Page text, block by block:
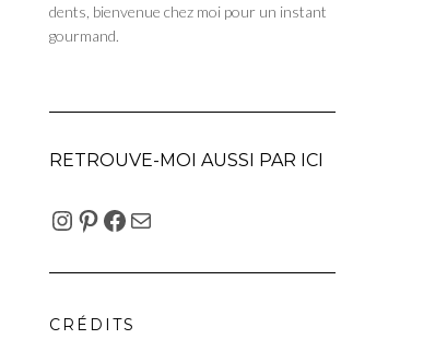
dents, bienvenue chez moi pour un instant
gourmand.
RETROUVE-MOI AUSSI PAR ICI
INSTAGRAM
PINTEREST
FACEBOOK
E-MAIL
CRÉDITS